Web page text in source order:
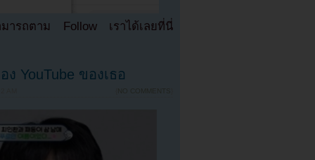
มารถตาม Follow เราได้เลยที่นี่
YouTube ของเธอ
NO COMMENTS